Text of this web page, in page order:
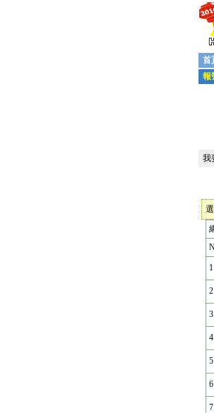
首
報
我
1
2
3
4
5
6
7